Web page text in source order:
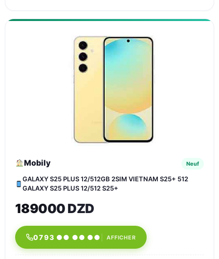
Mobily Neuf
GALAXY S25 PLUS 12/512GB 2SIM VIETNAM S25+ 512
GALAXY S25 PLUS 12/512 S25+
189000 DZD
0793 ●● ●● ●● AFFICHER